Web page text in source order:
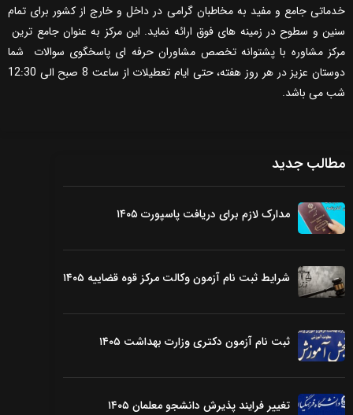
خدماتی جامع و مفید به مخاطبان گرامی در داخل و خارج از کشور برای تمام
سنین و سطوح در زمینه های فوق ارائه نماید. این مرکز به عنوان جامع ترین
مرکز مشاوره با پشتوانه تخصص مشاوران حرفه ای پاسخگوی سوالات شما
دوستان عزیز در هر روز هفته، حتی ایام تعطیلات از ساعت 8 صبح الی 12:30
شب می باشد.
مطالب جدید
مدارک لازم برای دریافت پاسپورت ۱۴۰۵
شرایط ثبت نام آزمون وکالت مرکز قوه قضاییه ۱۴۰۵
ثبت نام آزمون دکتری وزارت بهداشت ۱۴۰۵
تغییر فرایند پذیرش دانشجو معلمان ۱۴۰۵